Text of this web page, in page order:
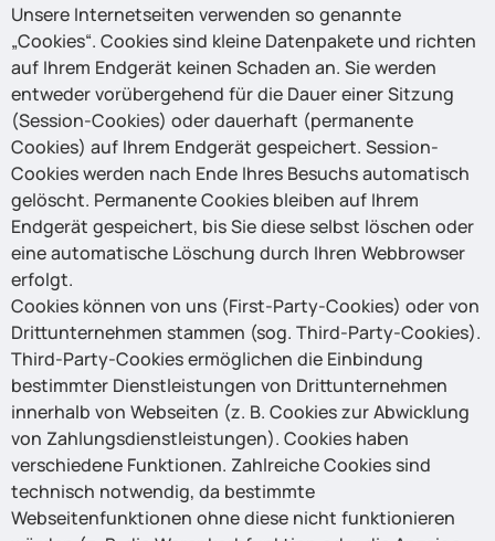
Unsere Internetseiten verwenden so genannte
„Cookies“. Cookies sind kleine Datenpakete und richten
auf Ihrem Endgerät keinen Schaden an. Sie werden
entweder vorübergehend für die Dauer einer Sitzung
(Session-Cookies) oder dauerhaft (permanente
Cookies) auf Ihrem Endgerät gespeichert. Session-
Cookies werden nach Ende Ihres Besuchs automatisch
gelöscht. Permanente Cookies bleiben auf Ihrem
Endgerät gespeichert, bis Sie diese selbst löschen oder
eine automatische Löschung durch Ihren Webbrowser
erfolgt.
Cookies können von uns (First-Party-Cookies) oder von
Drittunternehmen stammen (sog. Third-Party-Cookies).
Third-Party-Cookies ermöglichen die Einbindung
bestimmter Dienstleistungen von Drittunternehmen
innerhalb von Webseiten (z. B. Cookies zur Abwicklung
von Zahlungsdienstleistungen). Cookies haben
verschiedene Funktionen. Zahlreiche Cookies sind
technisch notwendig, da bestimmte
Webseitenfunktionen ohne diese nicht funktionieren